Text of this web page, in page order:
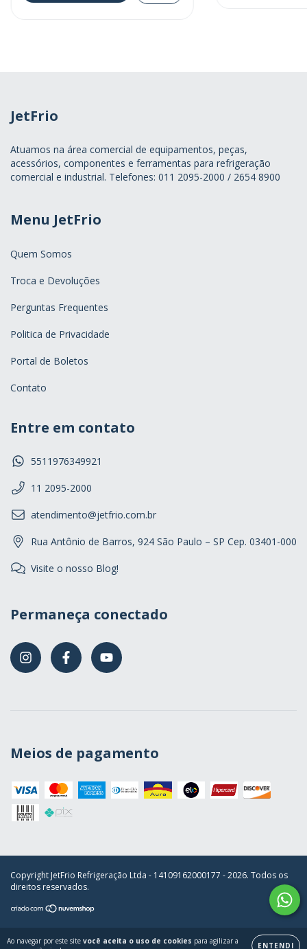
Ao navegar por este site você aceita o uso de cookies para agilizar a
ENTENDI
JetFrio
Atuamos na área comercial de equipamentos, peças,
acessórios, componentes e ferramentas para refrigeração
comercial e industrial. Telefones: 011 2095-2000 / 2654 8900
Menu JetFrio
Quem Somos
Troca e Devoluções
Perguntas Frequentes
Politica de Privacidade
Portal de Boletos
Contato
Entre em contato
5511976349921
11 2095-2000
atendimento@jetfrio.com.br
Rua Antônio de Barros, 924 São Paulo – SP Cep. 03401-000
Visite o nosso Blog!
Permaneça conectado
Meios de pagamento
Copyright JetFrio Refrigeração Ltda - 14109162000177 - 2026. Todos os
direitos reservados.